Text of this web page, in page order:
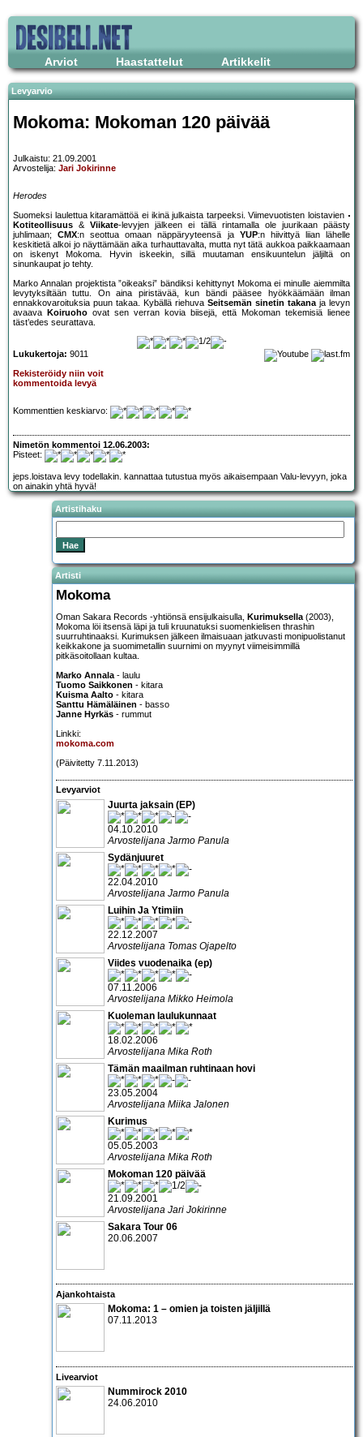
Arviot Haastattelut Artikkelit
Levyarvio
Mokoma: Mokoman 120 päivää
Julkaistu: 21.09.2001
Arvostelija: Jari Jokirinne
Herodes
Suomeksi laulettua kitaramättöä ei ikinä julkaista tarpeeksi. Viimevuotisten loistavien
Kotiteollisuus &Viikate-levyjen jälkeen ei tällä rintamalla ole juurikaan päästy
juhlimaan;CMX:n seottua omaan näppäryyteensä ja YUP:n hiivittyä liian lähelle
keskitietä alkoi jo näyttämään aika turhauttavalta, mutta nyt tätä aukkoa paikkaamaan
on iskenyt Mokoma. Hyvin iskeekin, sillä muutaman ensikuuntelun jäljiltä on
sinunkaupat jo tehty.
Marko Annalan projektista ”oikeaksi” bändiksi kehittynyt Mokoma ei minulle aiemmilta
levytyksiltään tuttu. On aina piristävää, kun bändi pääsee hyökkäämään ilman
ennakkovaroituksia puun takaa. Kybällä riehuva Seitsemän sinetin takanaja levyn
avaava
Koiruoho ovat sen verran kovia biisejä, että Mokoman tekemisiä lienee
täst’edes seurattava.
Lukukertoja: 9011
Rekisteröidy niin voit
kommentoida levyä
Kommenttien keskiarvo:
Nimetön kommentoi 12.06.2003:
Pisteet:
jeps.loistava levy todellakin. kannattaa tutustua myös aikaisempaan Valu-levyyn, joka
on ainakin yhtä hyvä!
Artistihaku
Artisti
Mokoma
Oman Sakara Records -yhtiönsä ensijulkaisulla, Kurimuksella (2003),
Mokoma löi itsensä läpi ja tuli kruunatuksi suomenkielisen thrashin
suurruhtinaaksi. Kurimuksen jälkeen ilmaisuaan jatkuvasti monipuolistanut
keikkakone ja suomimetallin suurnimi on myynyt viimeisimmillä
pitkäsoitollaan kultaa.
Marko Annala - laulu
Tuomo Saikkonen - kitara
Kuisma Aalto - kitara
Santtu Hämäläinen - basso
Janne Hyrkäs - rummut
Linkki:
mokoma.com
(Päivitetty 7.11.2013)
Levyarviot
Juurta jaksain (EP)
04.10.2010
Arvostelijana Jarmo Panula
Sydänjuuret
22.04.2010
Arvostelijana Jarmo Panula
Luihin Ja Ytimiin
22.12.2007
Arvostelijana Tomas Ojapelto
Viides vuodenaika (ep)
07.11.2006
Arvostelijana Mikko Heimola
Kuoleman laulukunnaat
18.02.2006
Arvostelijana Mika Roth
Tämän maailman ruhtinaan hovi
23.05.2004
Arvostelijana Miika Jalonen
Kurimus
05.05.2003
Arvostelijana Mika Roth
Mokoman 120 päivää
21.09.2001
Arvostelijana Jari Jokirinne
Sakara Tour 06
20.06.2007
Ajankohtaista
Mokoma: 1 – omien ja toisten jäljillä
07.11.2013
Livearviot
Nummirock 2010
24.06.2010